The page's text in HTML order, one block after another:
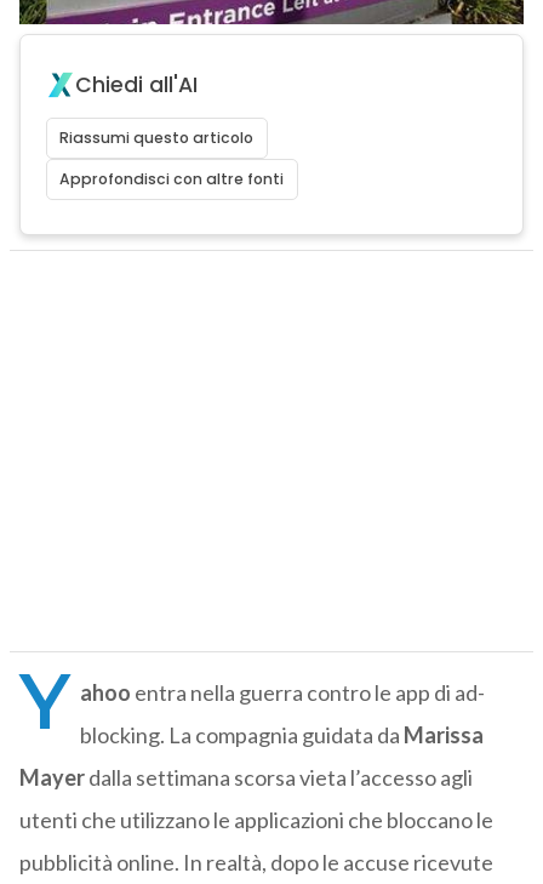
Chiedi all'AI
Riassumi questo articolo
Approfondisci con altre fonti
Y ahoo entra nella guerra contro le app di ad-
blocking. La compagnia guidata da Marissa
Mayerdalla settimana scorsa vieta l’accesso agli
utenti che utilizzano le applicazioni che bloccano le
pubblicità online. In realtà, dopo le accuse ricevute